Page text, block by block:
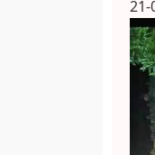
21-